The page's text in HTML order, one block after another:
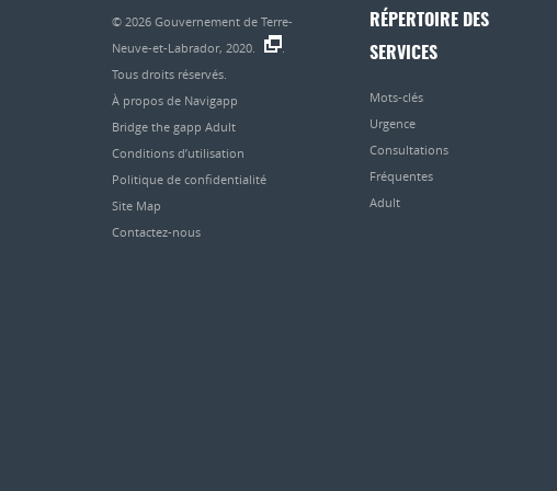
© 2026 Gouvernement de Terre-
Neuve-et-Labrador, 2020.
Tous droits réservés.
À propos de Navigapp
Bridge the gapp Adult
Conditions d’utilisation
Politique de confidentialité
Site Map
Contactez-nous
RÉPERTOIRE DES
SERVICES
Mots-clés
Urgence
Consultations
Fréquentes
Adult